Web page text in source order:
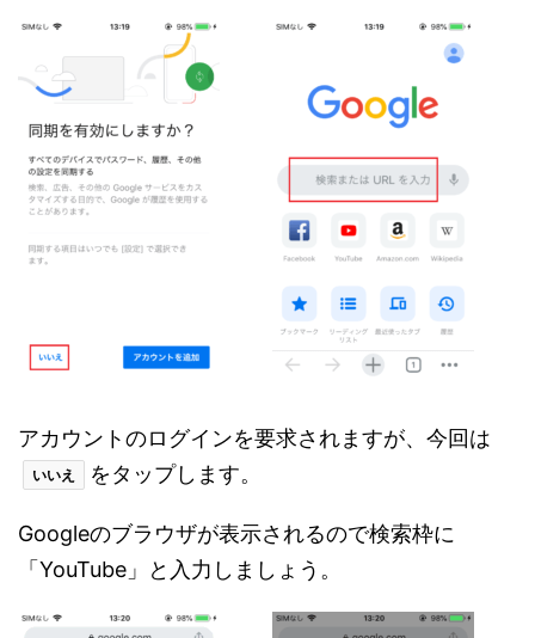
アカウントのログインを要求されますが、今回は
いいえ をタップします。
Googleのブラウザが表示されるので検索枠に
「YouTube」と入力しましょう。